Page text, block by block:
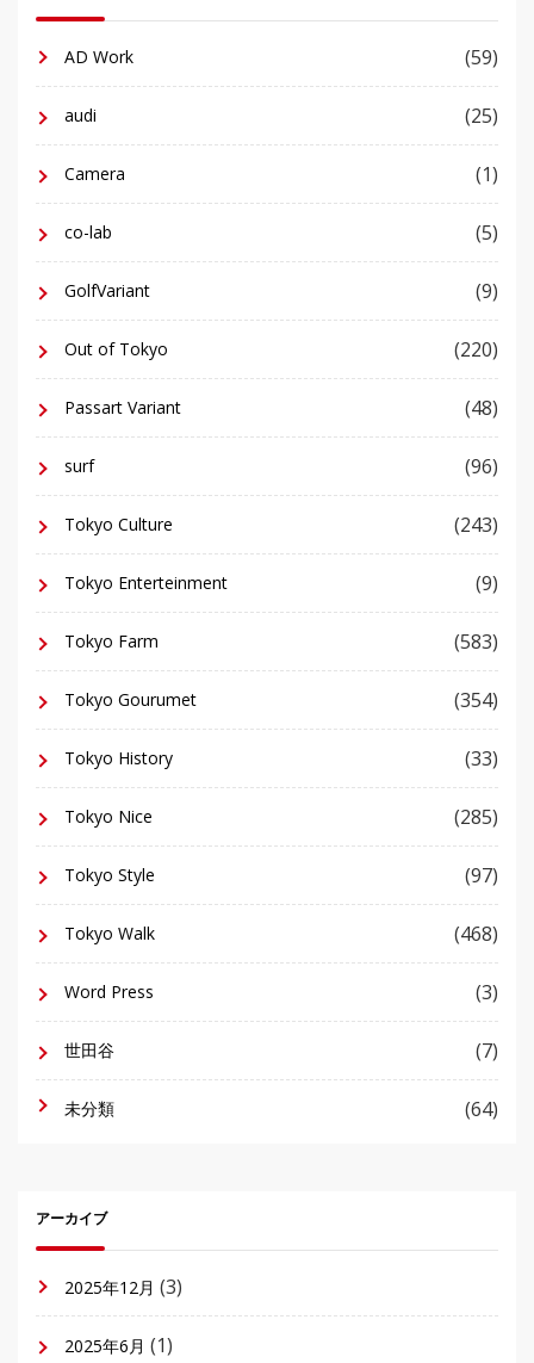
AD Work (59)
audi (25)
Camera (1)
co-lab (5)
GolfVariant (9)
Out of Tokyo (220)
Passart Variant (48)
surf (96)
Tokyo Culture (243)
Tokyo Enterteinment (9)
Tokyo Farm (583)
Tokyo Gourumet (354)
Tokyo History (33)
Tokyo Nice (285)
Tokyo Style (97)
Tokyo Walk (468)
Word Press (3)
世田谷 (7)
未分類 (64)
アーカイブ
2025年12月 (3)
2025年6月 (1)